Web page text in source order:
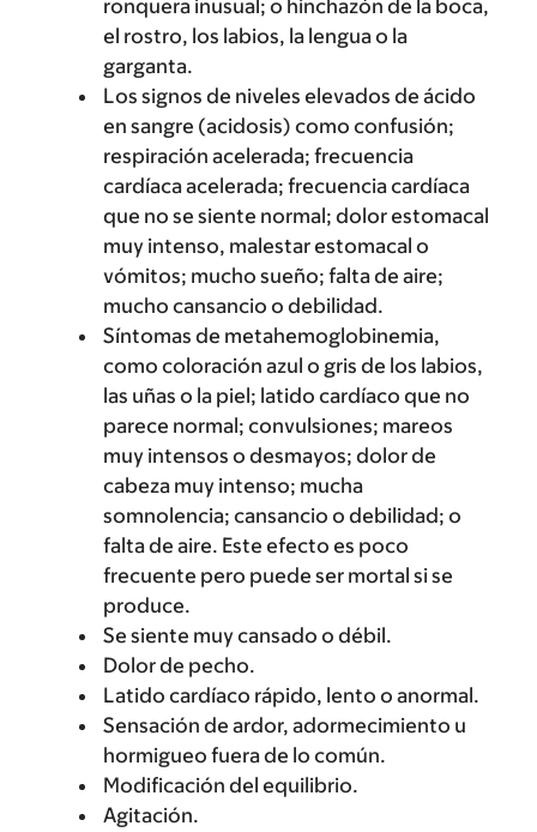
ronquera inusual; o hinchazón de la boca,
el rostro, los labios, la lengua o la
garganta.
Los signos de niveles elevados de ácido
en sangre (acidosis) como confusión;
respiración acelerada; frecuencia
cardíaca acelerada; frecuencia cardíaca
que no se siente normal; dolor estomacal
muy intenso, malestar estomacal o
vómitos; mucho sueño; falta de aire;
mucho cansancio o debilidad.
Síntomas de metahemoglobinemia,
como coloración azul o gris de los labios,
las uñas o la piel; latido cardíaco que no
parece normal; convulsiones; mareos
muy intensos o desmayos; dolor de
cabeza muy intenso; mucha
somnolencia; cansancio o debilidad; o
falta de aire. Este efecto es poco
frecuente pero puede ser mortal si se
produce.
Se siente muy cansado o débil.
Dolor de pecho.
Latido cardíaco rápido, lento o anormal.
Sensación de ardor, adormecimiento u
hormigueo fuera de lo común.
Modificación del equilibrio.
Agitación.